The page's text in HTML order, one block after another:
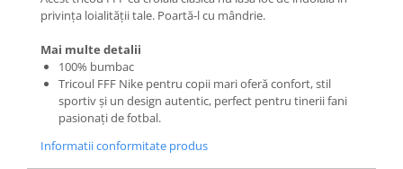
privința loialității tale. Poartă-l cu mândrie.
Mai multe detalii
100% bumbac
Tricoul FFF Nike pentru copii mari oferă confort, stil
sportiv și un design autentic, perfect pentru tinerii fani
pasionați de fotbal.
Informatii conformitate produs